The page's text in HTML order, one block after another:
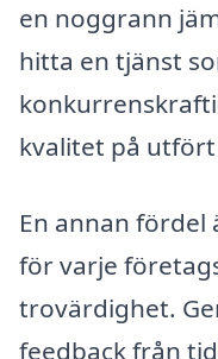
en noggrann
hitta en tjänst
kvalitet på
En annan fördel
för varje
trovärdighet.
feedback från